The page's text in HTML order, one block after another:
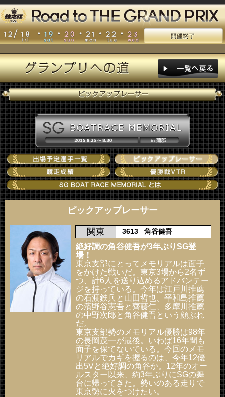
ピックアップレーサー
関東 3613 角谷健吾
絶好調の角谷健吾が3年ぶりSG登
場！
東京支部にとってメモリアルは面子
をかけた戦いだ。東京3場から2名ず
つ、計6人を送り込めるアドバンテー
ジを持っている。今年は江戸川推薦
の石渡鉄兵と山田哲也、平和島推薦
の濱野谷憲吾と齊藤仁、多摩川推薦
の中野次郎と角谷健吾という顔ぶれ
だ。
東京支部勢のメモリアル優勝は98年
の長岡茂一が最後。いわば16年間も
面子を保てないでいる。今回のメモ
リアルでカギを握るのは、今年12優
出5Vと絶好調の角谷か。12年のオー
ルスター以来、約3年ぶりにSGの舞
台に帰ってきた。勢いのある走りで
東京勢に火をつけたい。